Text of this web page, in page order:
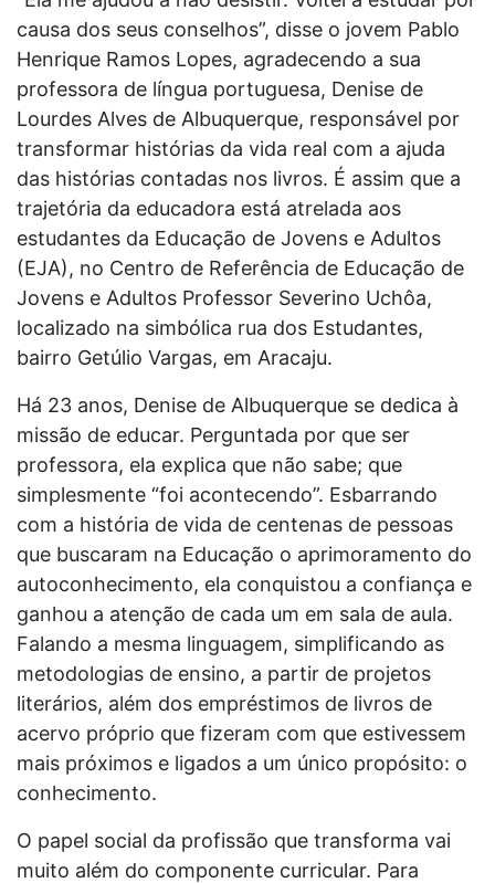
causa dos seus conselhos”, disse o jovem Pablo
Henrique Ramos Lopes, agradecendo a sua
professora de língua portuguesa, Denise de
Lourdes Alves de Albuquerque, responsável por
transformar histórias da vida real com a ajuda
das histórias contadas nos livros. É assim que a
trajetória da educadora está atrelada aos
estudantes da Educação de Jovens e Adultos
(EJA), no Centro de Referência de Educação de
Jovens e Adultos Professor Severino Uchôa,
localizado na simbólica rua dos Estudantes,
bairro Getúlio Vargas, em Aracaju.
Há 23 anos, Denise de Albuquerque se dedica à
missão de educar. Perguntada por que ser
professora, ela explica que não sabe; que
simplesmente “foi acontecendo”. Esbarrando
com a história de vida de centenas de pessoas
que buscaram na Educação o aprimoramento do
autoconhecimento, ela conquistou a confiança e
ganhou a atenção de cada um em sala de aula.
Falando a mesma linguagem, simplificando as
metodologias de ensino, a partir de projetos
literários, além dos empréstimos de livros de
acervo próprio que fizeram com que estivessem
mais próximos e ligados a um único propósito: o
conhecimento.
O papel social da profissão que transforma vai
muito além do componente curricular. Para